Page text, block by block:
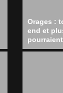
Orages :
end et